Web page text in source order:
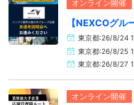
オンライン開催
【NEXCOグ
東京都:26/8/24
東京都:26/8/25
東京都:26/8/27
オンライン開催